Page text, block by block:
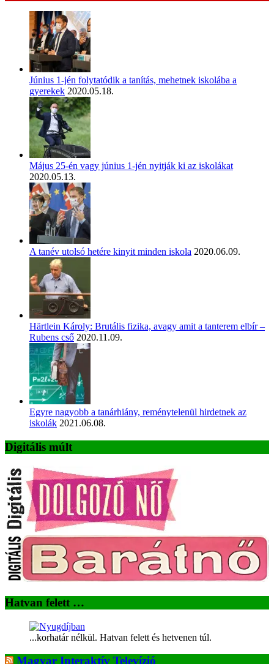
Június 1-jén folytatódik a tanítás, mehetnek iskolába a
gyerekek 2020.05.18.
Május 25-én vagy június 1-jén nyitják ki az iskolákat
2020.05.13.
A tanév utolsó hetére kinyit minden iskola 2020.06.09.
Härtlein Károly: Brutális fizika, avagy amit a tanterem elbír –
Rubens cső 2020.11.09.
Egyre nagyobb a tanárhiány, reménytelenül hirdetnek az
iskolák 2021.06.08.
Digitális múlt
Hatvan felett …
...korhatár nélkül. Hatvan felett és hetvenen túl.
Magyar Interaktív Televízió